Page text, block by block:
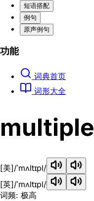
短语搭配
例句
原声例句
功能
词典首页
词形大全
multiple
[美]/ˈmʌltɪpl/
[英]/ˈmʌltɪpl/
词频: 极高